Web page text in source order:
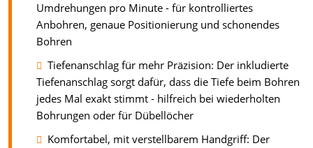
Umdrehungen pro Minute - für kontrolliertes
Anbohren, genaue Positionierung und schonendes
Bohren
Tiefenanschlag für mehr Präzision: Der inkludierte
Tiefenanschlag sorgt dafür, dass die Tiefe beim Bohren
jedes Mal exakt stimmt - hilfreich bei wiederholten
Bohrungen oder für Dübellöcher
Komfortabel, mit verstellbarem Handgriff: Der